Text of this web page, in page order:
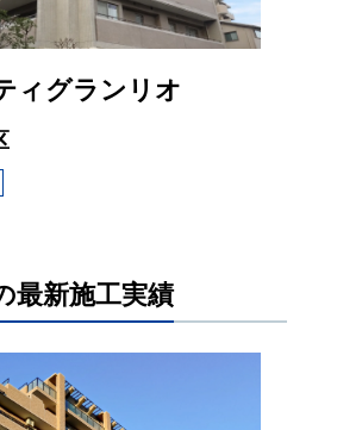
ィグランリオ
最新施工実績